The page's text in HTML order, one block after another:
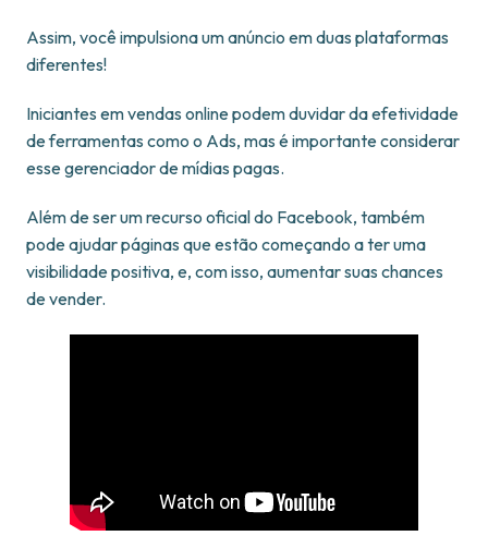
Assim, você impulsiona um anúncio em duas plataformas
diferentes!
Iniciantes em vendas online podem duvidar da efetividade
de ferramentas como o Ads, mas é importante considerar
esse gerenciador de mídias pagas.
Além de ser um recurso oficial do Facebook, também
pode ajudar páginas que estão começando a ter uma
visibilidade positiva, e, com isso, aumentar suas chances
de vender.